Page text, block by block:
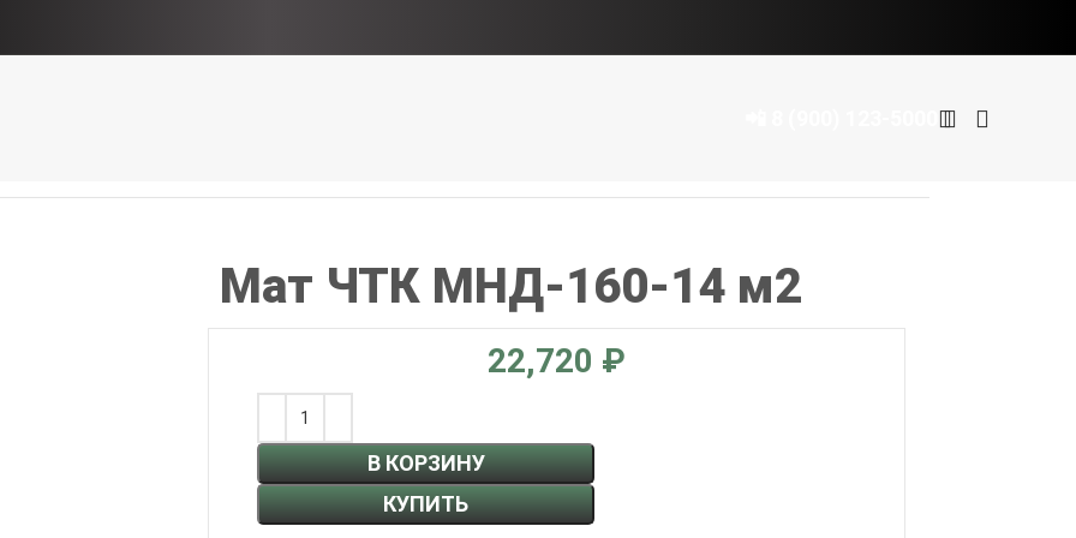
Мат ЧТК МНД-160-14 м2
₽
В КОРЗИНУ
КУПИТЬ